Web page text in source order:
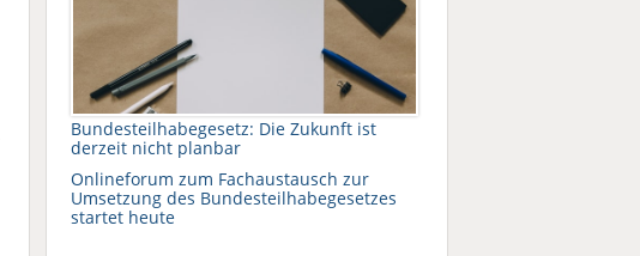
Bundesteilhabegesetz: Die Zukunft ist
derzeit nicht planbar
Onlineforum zum Fachaustausch zur
Umsetzung des Bundesteilhabegesetzes
startet heute